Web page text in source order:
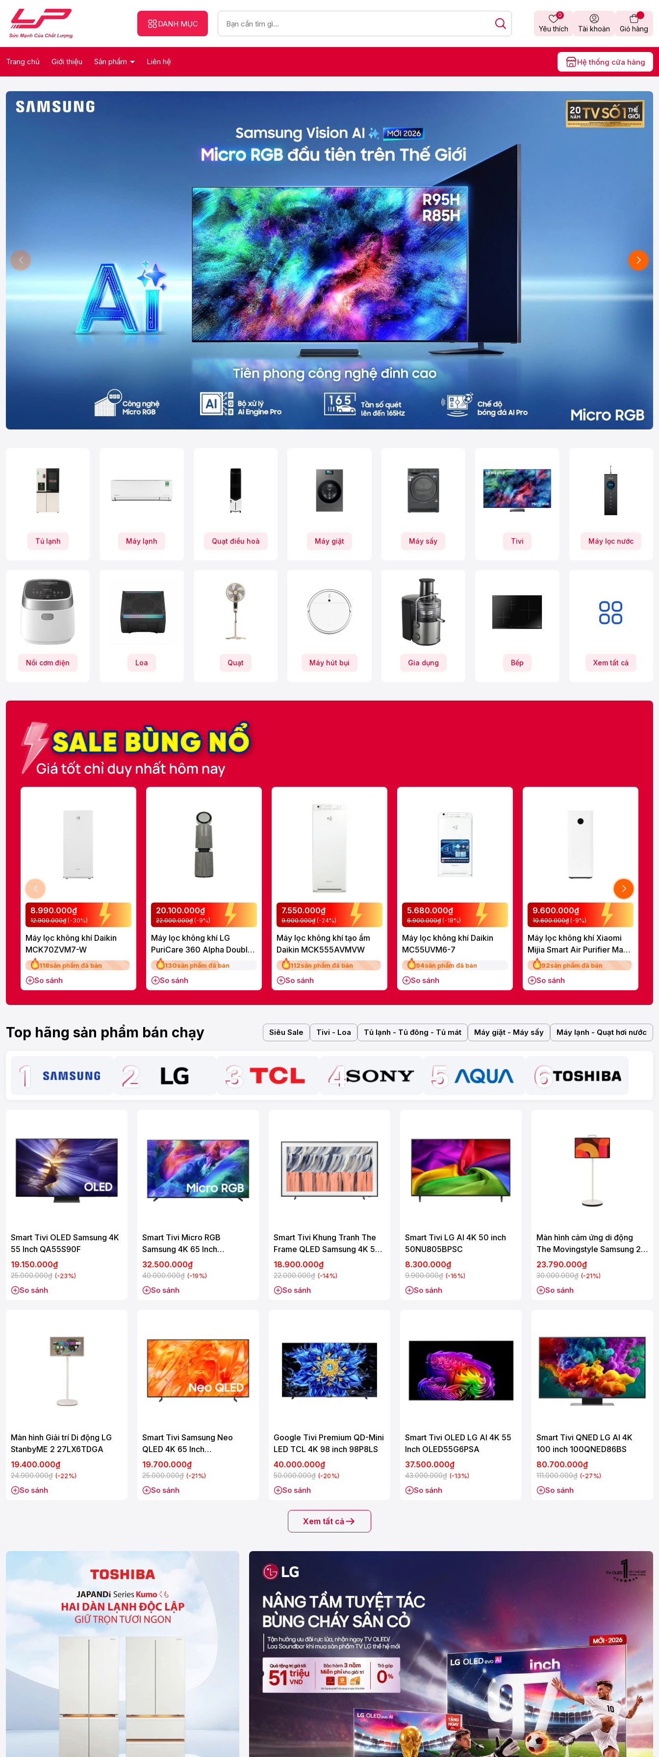
DANH MỤC
Yêu thích
0
Tài khoản Giỏ hàng
Trang chủ Giới thiệu Sản phẩm Liên hệ Hệ thống cửa hàng
Tủ lạnh Máy lạnh Quạt điều hoà Máy giặt Máy sấy Tivi Máy lọc nước
Nồi cơm điện Loa Quạt Máy hút bụi Gia dụng Bếp Xem tất cả
8.990.000₫
12.900.000₫ (-30%)
Máy lọc không khí Daikin
MCK70ZVM7-W
118sản phẩm đã bán
So sánh
20.100.000₫
22.000.000₫ (-9%)
Máy lọc không khí LG
PuriCare 360 Alpha Double
AS10GDBY0.ABAE
130sản phẩm đã bán
So sánh
7.550.000₫
9.900.000₫ (-24%)
Máy lọc không khí tạo ẩm
Daikin MCK555AVMVW
112sản phẩm đã bán
So sánh
5.680.000₫
6.900.000₫ (-18%)
Máy lọc không khí Daikin
MC55UVM6-7
94sản phẩm đã bán
So sánh
9.600.000₫
10.600.000₫ (-9%)
Máy lọc không khí Xiaomi
Mijia Smart Air Purifier Max
EU (BHR08XEEU) 70W
92sản phẩm đã bán
So sánh
Top hãng sản phẩm bán chạy Siêu Sale Tivi - Loa Tủ lạnh - Tủ đông - Tủ mát Máy giặt - Máy sấy Máy lạnh - Quạt hơi nước
1 2 3 4 5 6
Smart Tivi OLED Samsung 4K
55 Inch QA55S90F
19.150.000₫
25.000.000₫ (-23%)
So sánh
Smart Tivi Micro RGB
Samsung 4K 65 Inch
MRA65R85H
32.500.000₫
40.000.000₫ (-19%)
So sánh
Smart Tivi Khung Tranh The
Frame QLED Samsung 4K 55
Inch QA55LS03H
18.900.000₫
22.000.000₫ (-14%)
So sánh
Smart Tivi LG AI 4K 50 inch
50NU805BPSC
8.300.000₫
9.900.000₫ (-16%)
So sánh
Màn hình cảm ứng di động
The Movingstyle Samsung 27
Inch UA27LSM7FAXXXV
23.790.000₫
30.000.000₫ (-21%)
So sánh
Màn hình Giải trí Di động LG
StanbyME 2 27LX6TDGA
19.400.000₫
24.900.000₫ (-22%)
So sánh
Smart Tivi Samsung Neo
QLED 4K 65 Inch
QA65QN70H
19.700.000₫
25.000.000₫ (-21%)
So sánh
Google Tivi Premium QD-Mini
LED TCL 4K 98 inch 98P8LS
40.000.000₫
50.000.000₫ (-20%)
So sánh
Smart Tivi OLED LG AI 4K 55
Inch OLED55G6PSA
37.500.000₫
43.000.000₫ (-13%)
So sánh
Smart Tivi QNED LG AI 4K
100 inch 100QNED86BS
80.700.000₫
111.000.000₫ (-27%)
So sánh
Xem tất cả